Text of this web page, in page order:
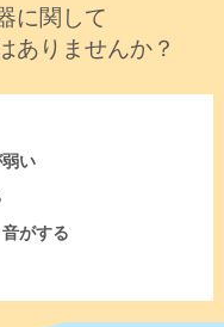
に関して
ありませんか？
い
がする